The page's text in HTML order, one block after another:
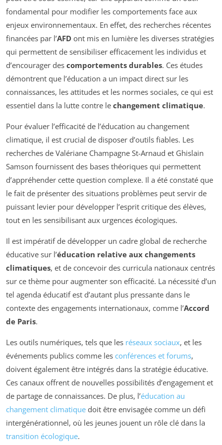
fondamental pour modifier les comportements face aux
enjeux environnementaux. En effet, des recherches récentes
financées par l’AFD ont mis en lumière les diverses stratégies
qui permettent de sensibiliser efficacement les individus et
d’encourager des comportements durables. Ces études
démontrent que l’éducation a un impact direct sur les
connaissances, les attitudes et les normes sociales, ce qui est
essentiel dans la lutte contre le changement climatique.
Pour évaluer l’efficacité de l’éducation au changement
climatique, il est crucial de disposer d’outils fiables. Les
recherches de Valériane Champagne St-Arnaud et Ghislain
Samson fournissent des bases théoriques qui permettent
d’appréhender cette question complexe. Il a été constaté que
le fait de présenter des situations problèmes peut servir de
puissant levier pour développer l’esprit critique des élèves,
tout en les sensibilisant aux urgences écologiques.
Il est impératif de développer un cadre global de recherche
éducative sur l’éducation relative aux changements
climatiques, et de concevoir des curricula nationaux centrés
sur ce thème pour augmenter son efficacité. La nécessité d’un
tel agenda éducatif est d’autant plus pressante dans le
contexte des engagements internationaux, comme l’Accord
de Paris.
Les outils numériques, tels que les réseaux sociaux, et les
événements publics comme les conférences et forums,
doivent également être intégrés dans la stratégie éducative.
Ces canaux offrent de nouvelles possibilités d’engagement et
de partage de connaissances. De plus, l’éducation au
changement climatique doit être envisagée comme un défi
intergénérationnel, où les jeunes jouent un rôle clé dans la
transition écologique.